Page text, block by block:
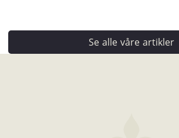
Se alle våre artikler